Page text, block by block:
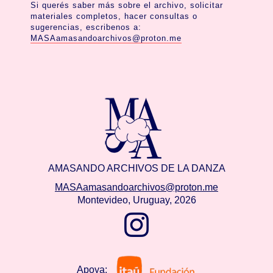
Si querés saber más sobre el archivo, solicitar
materiales completos, hacer consultas o
sugerencias, escribenos a:
MASAamasandoarchivos@proton.me
AMASANDO ARCHIVOS DE LA DANZA
MASAamasandoarchivos@proton.me
Montevideo, Uruguay, 2026
Apoya: